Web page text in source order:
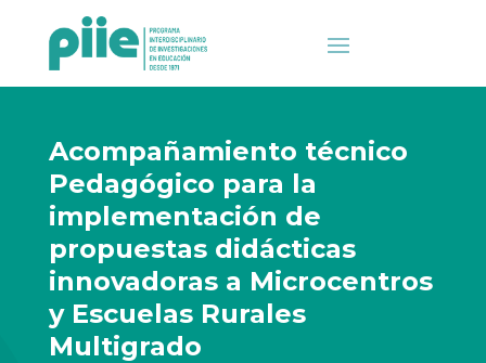
Acompañamiento técnico
Pedagógico para la
implementación de
propuestas didácticas
innovadoras a Microcentros
y Escuelas Rurales
Multigrado